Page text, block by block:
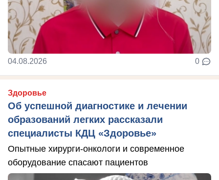
04.08.2026 0
Здоровье
Об успешной диагностике и лечении
образований легких рассказали
специалисты КДЦ «Здоровье»
Опытные хирурги-онкологи и современное
оборудование спасают пациентов